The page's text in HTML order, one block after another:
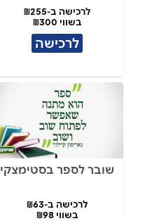
לרכישה ב-₪255
בשווי ₪300
לרכישה
שובר לספר בסטימצקי
לרכישה ב-₪63
בשווי ₪98